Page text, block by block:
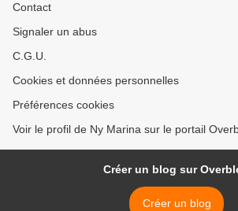
Contact
Signaler un abus
C.G.U.
Cookies et données personnelles
Préférences cookies
Voir le profil de Ny Marina sur le portail
Créer un blog sur
Créer un blog